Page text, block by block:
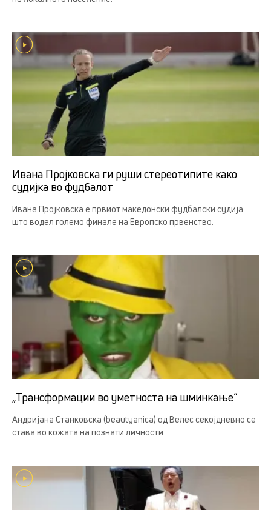
Ивана Пројковска ги руши стереотипите како
судијка во фудбалот
Ивана Пројковска е првиот македонски фудбалски судија
што водел големо финале на Европско првенство.
„Трансформации во уметноста на шминкање“
Андријана Станковска (beautyanica) од Велес секојдневно се
става во кожата на познати личности